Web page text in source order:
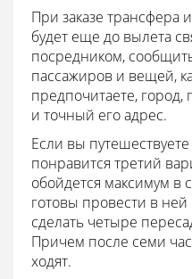
При заказе трансфера
будет еще до вылета
посредником,
пассажиров и вещей,
предпочитаете,
и точный его адрес.
Если вы
понравится третий
обойдется максимум в
готовы провести в
сделать четыре
Причем после семи
ходят.